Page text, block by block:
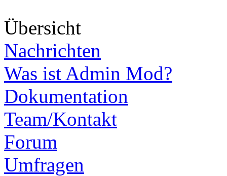
Übersicht
Nachrichten
Was ist Admin Mod?
Dokumentation
Team/Kontakt
Forum
Umfragen